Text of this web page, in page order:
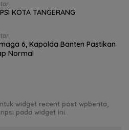
KOTA TANGERANG
6, Kapolda Banten Pastikan
Normal
widget recent post wpberita,
pada widget ini.